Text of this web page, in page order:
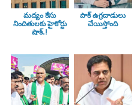
మద్యం కేసు
నిందితులకు హైకోర్టు
షాక్.!
పాక్ ఉగ్రదాడులు
చేయిస్తోంది